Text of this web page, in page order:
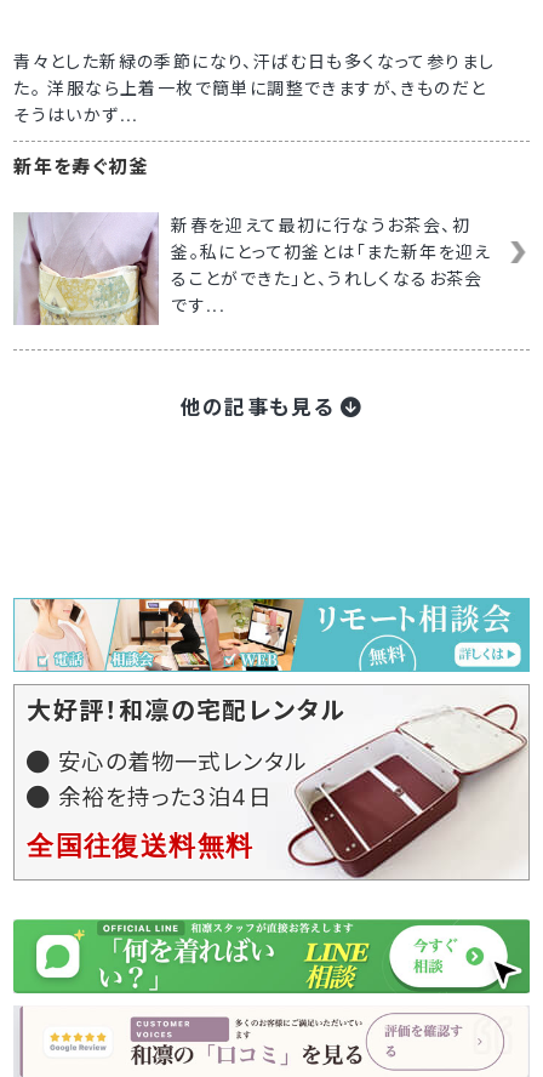
青々とした新緑の季節になり、汗ばむ日も多くなって参りまし
た。 洋服なら上着一枚で簡単に調整できますが、きものだと
そうはいかず...
新年を寿ぐ初釜
新春を迎えて最初に行なうお茶会、初
釜。私にとって初釜とは「また新年を迎え
ることができた」と、うれしくなるお茶会
です...
他の記事も見る
大好評！和凛の宅配レンタル
安心の着物一式レンタル
余裕を持った3泊4日
全国往復送料無料